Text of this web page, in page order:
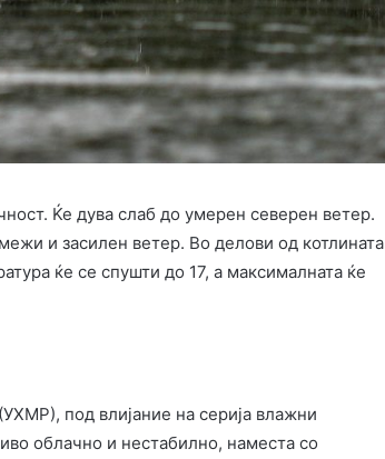
Ќе дува слаб до умерен северен ветер.
и засилен ветер. Во делови од котлината
ќе се спушти до 17, а максималната ќе
под влијание на серија влажни
облачно и нестабилно, наместа со